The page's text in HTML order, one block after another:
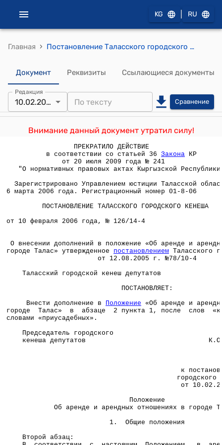
KG RU
Главная › Постановление Таласского городского кенеша от 10 февраля 2006 года №126/14-4 "О внесении дополнений в положение «Об аренде и арендных отношениях в городе Талас» утвержденное постановлением Таласского городского кенеша от 12.08.2005 г. №78/10-4"
Документ Реквизиты Ссылающиеся документы
Редакция
10.02.2006 Сравнение
Внимание данный документ утратил силу!